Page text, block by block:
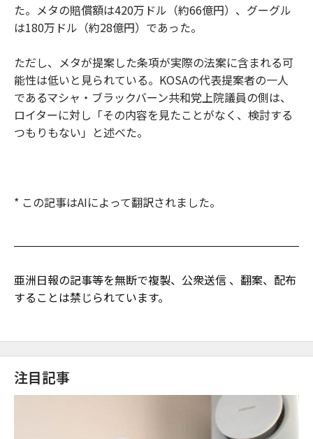
た。メタの賠償額は420万ドル（約66億円）、グーグル
は180万ドル（約28億円）であった。
ただし、メタが提案した条項が実際の法案に含まれる可
能性は低いと見られている。KOSAの代表提案者の一人
であるマシャ・ブラックバーン共和党上院議員の側は、
ロイターに対し「その内容を見たことがなく、検討する
つもりもない」と述べた。
* この記事はAIによって翻訳されました。
亜洲日報の記事等を無断で複製、公衆送信 、翻案、配布
することは禁じられています。
注目記事